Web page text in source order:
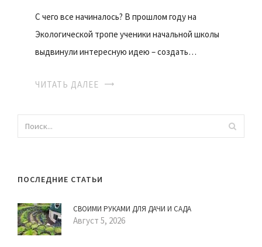
С чего все начиналось? В прошлом году на
Экологической тропе ученики начальной школы
выдвинули интересную идею – создать…
ЧИТАТЬ ДАЛЕЕ
ПОСЛЕДНИЕ СТАТЬИ
СВОИМИ РУКАМИ ДЛЯ ДАЧИ И САДА
Август 5, 2026